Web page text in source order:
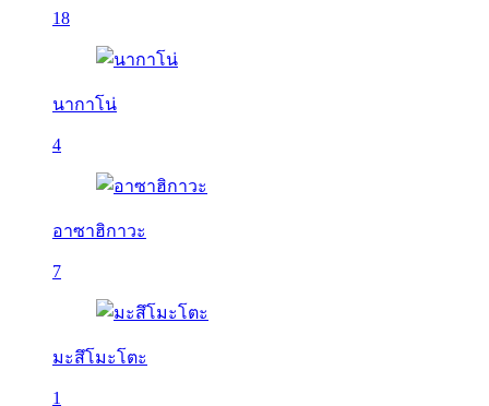
18
นากาโน่
4
อาซาฮิกาวะ
7
มะสึโมะโตะ
1